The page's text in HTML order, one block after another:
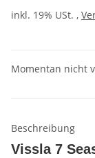
inkl. 19% USt. ,
Momentan nicht
Beschreibung
Vissla 7